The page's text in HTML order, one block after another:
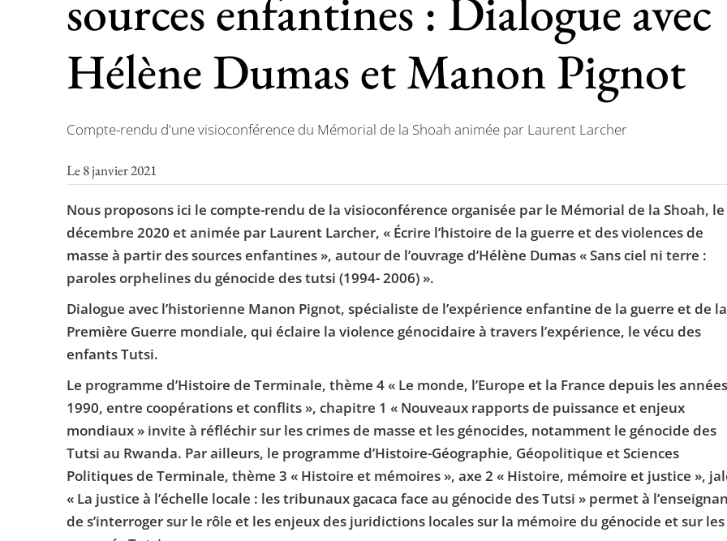
sources enfantines : Dialogue avec
Hélène Dumas et Manon Pignot
Compte-rendu d'une visioconférence du Mémorial de la Shoah animée par Laurent Larcher
Le 8 janvier 2021
Nous proposons ici le compte-rendu de la visioconférence organisée par le Mémorial de la Shoah, le
décembre 2020 et animée par Laurent Larcher, « Écrire l’histoire de la guerre et des violences de
masse à partir des sources enfantines », autour de l’ouvrage d’Hélène Dumas « Sans ciel ni terre :
paroles orphelines du génocide des tutsi (1994- 2006) ».
Dialogue avec l’historienne Manon Pignot, spécialiste de l’expérience enfantine de la guerre et de la
Première Guerre mondiale, qui éclaire la violence génocidaire à travers l’expérience, le vécu des
enfants Tutsi.
Le programme d’Histoire de Terminale, thème 4 « Le monde, l’Europe et la France depuis les années
1990, entre coopérations et conflits », chapitre 1 « Nouveaux rapports de puissance et enjeux
mondiaux » invite à réfléchir sur les crimes de masse et les génocides, notamment le génocide des
Tutsi au Rwanda. Par ailleurs, le programme d’Histoire-Géographie, Géopolitique et Sciences
Politiques de Terminale, thème 3 « Histoire et mémoires », axe 2 « Histoire, mémoire et justice »,
« La justice à l’échelle locale : les tribunaux gacaca face au génocide des Tutsi » permet à
de s’interroger sur le rôle et les enjeux des juridictions locales sur la mémoire du génocide et sur les